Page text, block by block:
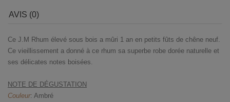
AVIS (0)
Ce J.M Rhum élevé sous bois a mûri 1 an en petits fûts de chêne neuf.
Ce vieillissement a donné à ce rhum sa superbe robe dorée naturelle et
ses délicates notes boisées.
NOTE DE DÉGUSTATION
Couleur: Ambré